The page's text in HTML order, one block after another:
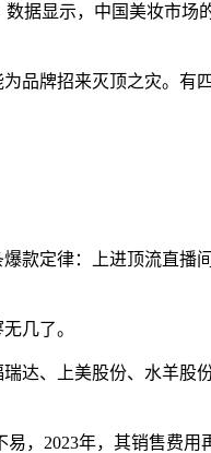
据显示，中国美妆市场
牌招来灭顶之灾。有
款定律：上进顶流直播
几了。
达、上美股份、水羊股
，2023年，其销售费用